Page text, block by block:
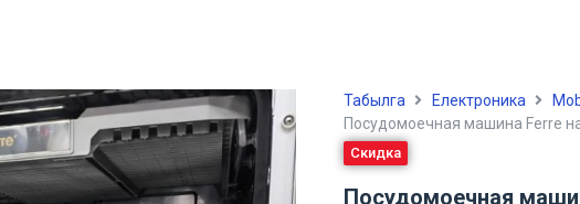
Табылга Електроника
Посудомоечная машина Ferre
Скидка
Посудомоечная